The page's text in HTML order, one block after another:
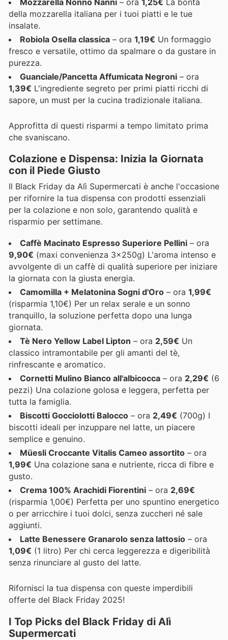
della mozzarella italiana per i tuoi piatti e le tue
insalate.
Robiola Osella classica – ora 1,19€ Un formaggio
fresco e versatile, ottimo da spalmare o da gustare in
purezza.
Guanciale/Pancetta Affumicata Negroni – ora
1,39€ L'ingrediente segreto per primi piatti ricchi di
sapore, un must per la cucina tradizionale italiana.
Approfitta di questi risparmi a tempo limitato prima
che svaniscano.
Colazione e Dispensa: Inizia la Giornata
con il Piede Giusto
Il Black Friday da Alì Supermercati è anche l'occasione
per rifornire la tua dispensa con prodotti essenziali
per la colazione e non solo, garantendo qualità e
risparmio per settimane.
Caffè Macinato Espresso Superiore Pellini – ora
9,90€ (maxi convenienza 3x250g) L'aroma intenso e
avvolgente di un caffè di qualità superiore per iniziare
la giornata con la giusta energia.
Camomilla + Melatonina Sogni d'Oro – ora 1,99€
(risparmia 1,10€) Per un relax serale e un sonno
tranquillo, la soluzione perfetta dopo una lunga
giornata.
Tè Nero Yellow Label Lipton – ora 2,59€ Un
classico intramontabile per gli amanti del tè,
rinfrescante e aromatico.
Cornetti Mulino Bianco all'albicocca – ora 2,29€ (6
pezzi) Una colazione golosa e leggera, perfetta per
tutta la famiglia.
Biscotti Gocciolotti Balocco – ora 2,49€ (700g) I
biscotti ideali per inzuppare nel latte, un piacere
semplice e genuino.
Müesli Croccante Vitalis Cameo assortito – ora
1,99€ Una colazione sana e nutriente, ricca di fibre e
gusto.
Crema 100% Arachidi Fiorentini – ora 2,69€
(risparmia 1,00€) Perfetta per uno spuntino energetico
o per arricchire i tuoi dolci, senza zuccheri né sale
aggiunti.
Latte Benessere Granarolo senza lattosio – ora
1,09€ (1 litro) Per chi cerca leggerezza e digeribilità
senza rinunciare al gusto del latte.
Rifornisci la tua dispensa con queste imperdibili
offerte del Black Friday 2025!
I Top Picks del Black Friday di Alì
Supermercati